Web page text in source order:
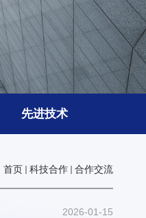
先进技术
首页 科技合作 合作交流
2026-01-15